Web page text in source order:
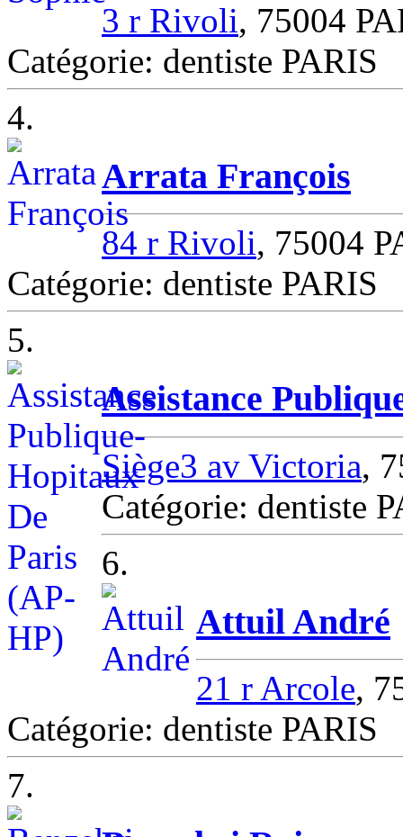
3 r Rivoli, 75004
Catégorie: dentiste PARIS
4.
Arrata François
84 r Rivoli, 75004
Catégorie: dentiste PARIS
5.
Assistance
Siège3 av Victoria,
Catégorie: dentiste
6.
Attuil André
21 r Arcole,
Catégorie: dentiste PARIS
7.